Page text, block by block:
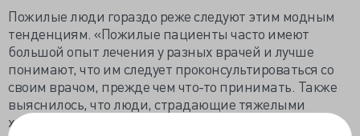
Пожилые люди гораздо реже следуют этим модным
тенденциям. «Пожилые пациенты часто имеют
большой опыт лечения у разных врачей и лучше
понимают, что им следует проконсультироваться со
своим врачом, прежде чем что-то принимать. Также
выяснилось, что люди, страдающие тяжелыми
хроническими заболеваниями легких, обычно не